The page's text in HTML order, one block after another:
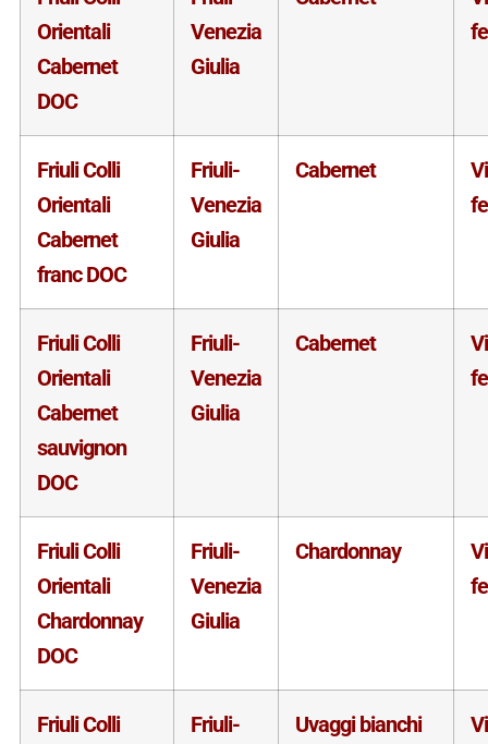
Orientali
Cabernet
DOC
Venezia
Giulia
Friuli Colli
Orientali
Cabernet
franc DOC
Friuli-
Venezia
Giulia
Cabernet
Friuli Colli
Orientali
Cabernet
sauvignon
DOC
Friuli-
Venezia
Giulia
Cabernet
Friuli Colli
Orientali
Chardonnay
DOC
Friuli-
Venezia
Giulia
Chardonnay
Friuli Colli
Friuli-
Uvaggi bianchi